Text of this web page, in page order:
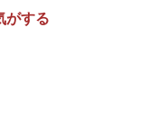
がする